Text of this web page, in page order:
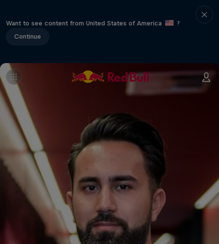
Want to see content from United States of America
?
Continue